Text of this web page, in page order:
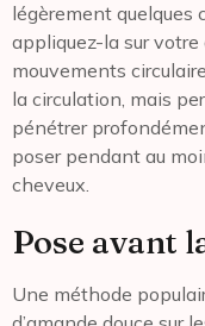
légèrement quelques
appliquez-la sur
mouvements
la circulation, mais
pénétrer
poser pendant au
cheveux.
Pose avant
Une méthode